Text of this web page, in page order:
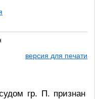
версия для печати
гр. П. признан